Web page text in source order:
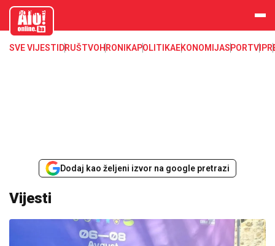
aloonline.b
SVE VIJESTI DRUŠTVOHRONIKAPOLITIKAEKONOMIJASPORTVIP
Dodaj kao željeni izvor na google pretrazi
Vijesti